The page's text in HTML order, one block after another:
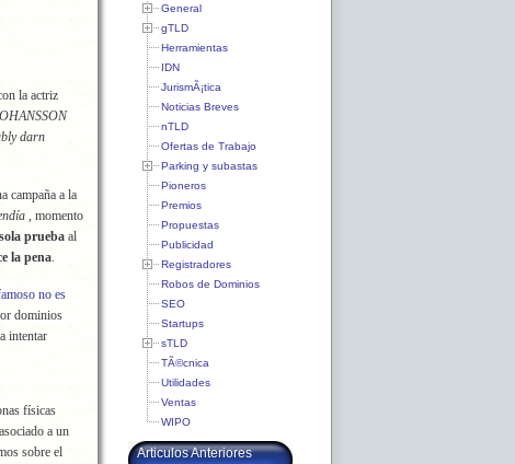
la actriz
darn
campaña a la
, momento
prueba al
la pena.
no es
dominios
intentar
físicas
a un
sobre el
General
gTLD
Herramientas
IDN
JurismÃ¡tica
Noticias Breves
nTLD
Ofertas de Trabajo
Parking y subastas
Pioneros
Premios
Propuestas
Publicidad
Registradores
Robos de Dominios
SEO
Startups
sTLD
TÃ©cnica
Utilidades
Ventas
WIPO
Articulos Anteriores